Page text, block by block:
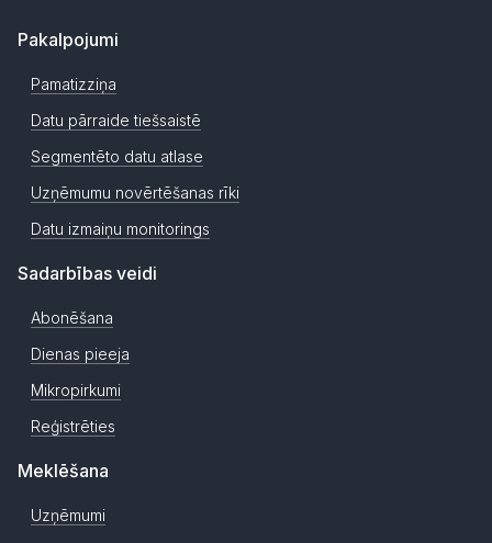
Pakalpojumi
Pamatizziņa
Datu pārraide tiešsaistē
Segmentēto datu atlase
Uzņēmumu novērtēšanas rīki
Datu izmaiņu monitorings
Sadarbības veidi
Abonēšana
Dienas pieeja
Mikropirkumi
Reģistrēties
Meklēšana
Uzņēmumi